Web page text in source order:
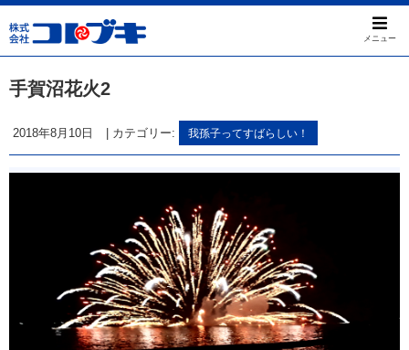
メニュー
手賀沼花火2
2018年8月10日 カテゴリー: 我孫子ってすばらしい！